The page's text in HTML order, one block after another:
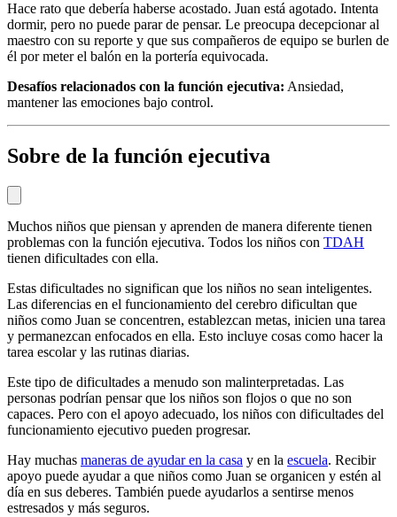
Hace rato que debería haberse acostado. Juan está agotado. Intenta
dormir, pero no puede parar de pensar. Le preocupa decepcionar al
maestro con su reporte y que sus compañeros de equipo se burlen de
él por meter el balón en la portería equivocada.
Desafíos relacionados con la función ejecutiva: Ansiedad,
mantener las emociones bajo control.
Sobre de la función ejecutiva
Muchos niños que piensan y aprenden de manera diferente tienen
problemas con la función ejecutiva. Todos los niños con TDAH
tienen dificultades con ella.
Estas dificultades no significan que los niños no sean inteligentes.
Las diferencias en el funcionamiento del cerebro dificultan que
niños como Juan se concentren, establezcan metas, inicien una tarea
y permanezcan enfocados en ella. Esto incluye cosas como hacer la
tarea escolar y las rutinas diarias.
Este tipo de dificultades a menudo son malinterpretadas. Las
personas podrían pensar que los niños son flojos o que no son
capaces. Pero con el apoyo adecuado, los niños con dificultades del
funcionamiento ejecutivo pueden progresar.
Hay muchas maneras de ayudar en la casa y en la escuela. Recibir
apoyo puede ayudar a que niños como Juan se organicen y estén al
día en sus deberes. También puede ayudarlos a sentirse menos
estresados y más seguros.